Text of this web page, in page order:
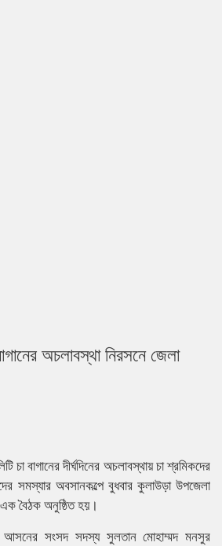
অচলাবস্থা নিরসনে জেলা
চা বাগানের দীর্ঘদিনের অচলাবস্থায় চা শ্রমিকদের
সমস্যার অবসানকল্পে বুধবার কুলাউড়া উপজেলা
এক বৈঠক অনুষ্ঠিত হয়।
আসনের সংসদ সদস্য সুলতান মোহাম্মদ মনসুর